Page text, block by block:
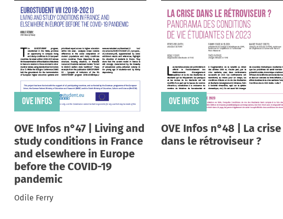
de la bibliothèque universitaire (Virginie
Panabière, Guillaume Lejeune et Clara Maïzi)
L’enseignement à distance et hybride : de
supérieures (Valérie Erlich et Jimmy Stef)
Partie 3 – Logement et mobilités résidentielles
« On vient d’ailleurs » : complexité des
ultramarins en hexagone (Victor Lepaux et
Mobilités et immobilités résidentielles des
(Sarah Joubaire, Philippe Cordazzo et Sylvie
Descendre de la capitale : une mobilité
Brunet)
La semi-cohabitation, privilège des étudiant·es à
Delès, Marie-Clémence Le Pape et Élise Tenret)
OVE INFOS
OVE Infos n°47 | Living and
study conditions in France
and elsewhere in Europe
before the COVID-19
pandemic
Odile Ferry
OVE INFOS
OVE Infos n°48 | La crise
dans le rétroviseur ?